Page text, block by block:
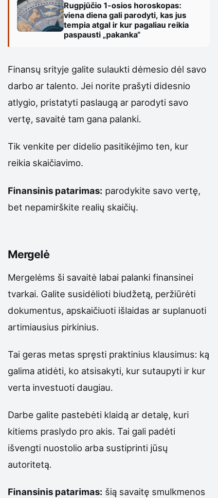
Rugpjūčio 1-osios horoskopas:
viena diena gali parodyti, kas jus
tempia atgal ir kur pagaliau reikia
paspausti „pakanka“
Finansų srityje galite sulaukti dėmesio dėl savo
darbo ar talento. Jei norite prašyti didesnio
atlygio, pristatyti paslaugą ar parodyti savo
vertę, savaitė tam gana palanki.
Tik venkite per didelio pasitikėjimo ten, kur
reikia skaičiavimo.
Finansinis patarimas: parodykite savo vertę,
bet nepamirškite realių skaičių.
Mergelė
Mergelėms ši savaitė labai palanki finansinei
tvarkai. Galite susidėlioti biudžetą, peržiūrėti
dokumentus, apskaičiuoti išlaidas ar suplanuoti
artimiausius pirkinius.
Tai geras metas spręsti praktinius klausimus: ką
galima atidėti, ko atsisakyti, kur sutaupyti ir kur
verta investuoti daugiau.
Darbe galite pastebėti klaidą ar detalę, kuri
kitiems praslydo pro akis. Tai gali padėti
išvengti nuostolio arba sustiprinti jūsų
autoritetą.
Finansinis patarimas: šią savaitę smulkmenos